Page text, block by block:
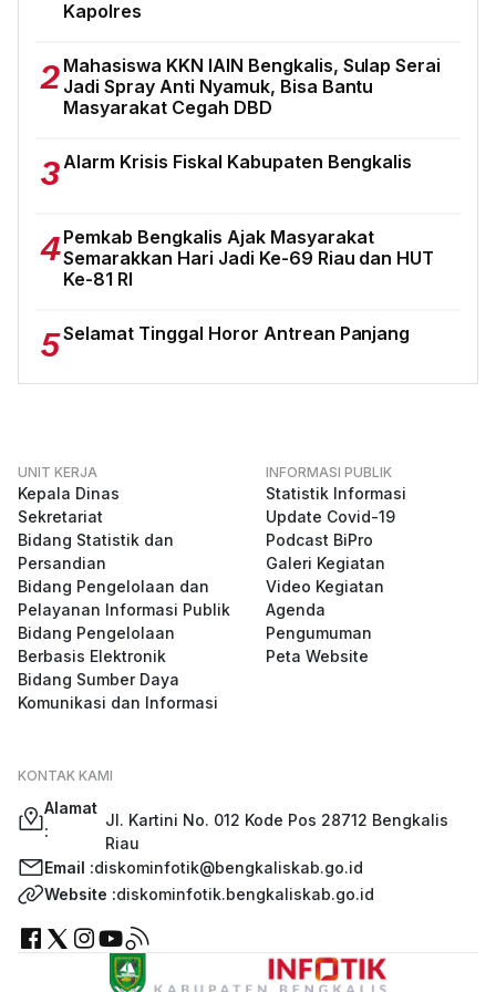
Kapolres
2 Mahasiswa KKN IAIN Bengkalis, Sulap Serai
Jadi Spray Anti Nyamuk, Bisa Bantu
Masyarakat Cegah DBD
3 Alarm Krisis Fiskal Kabupaten Bengkalis
4Pemkab Bengkalis Ajak Masyarakat
Semarakkan Hari Jadi Ke-69 Riau dan HUT
Ke-81 RI
5Selamat Tinggal Horor Antrean Panjang
UNIT KERJA
Kepala Dinas
Sekretariat
Bidang Statistik dan
Persandian
Bidang Pengelolaan dan
Pelayanan Informasi Publik
Bidang Pengelolaan
Berbasis Elektronik
Bidang Sumber Daya
Komunikasi dan Informasi
INFORMASI PUBLIK
Statistik Informasi
Update Covid-19
Podcast BiPro
Galeri Kegiatan
Video Kegiatan
Agenda
Pengumuman
Peta Website
KONTAK KAMI
Alamat
:
Jl. Kartini No. 012 Kode Pos 28712 Bengkalis
Riau
Email :diskominfotik@bengkaliskab.go.id
Website :diskominfotik.bengkaliskab.go.id